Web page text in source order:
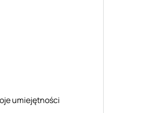
umiejętności